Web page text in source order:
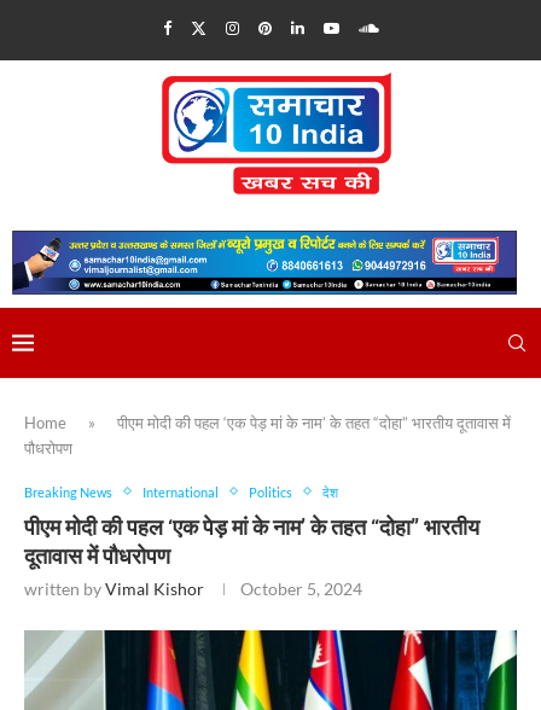
Home »
पीएम मोदी की पहल ‘एक पेड़ मां के नाम’ के तहत “दोहा” भारतीय दूतावास में
पौधरोपण
Breaking News International Politics देश
पीएम मोदी की पहल ‘एक पेड़ मां के नाम’ के तहत “दोहा” भारतीय
दूतावास में पौधरोपण
written byVimal Kishor October 5, 2024